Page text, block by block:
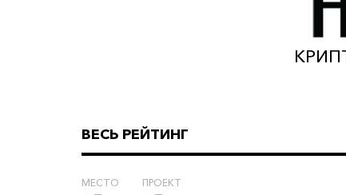
ВЕСЬ РЕЙТИНГ
МЕСТО ПРОЕКТ